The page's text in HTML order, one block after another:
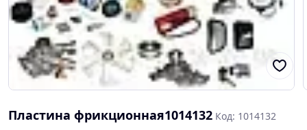
Пластина фрикционная1014132 Код: 1014132